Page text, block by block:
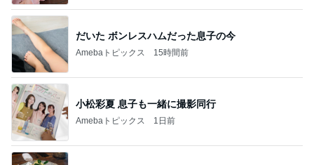
だいた ボンレスハムだった息子の今
Amebaトピックス 15時間前
小松彩夏 息子も一緒に撮影同行
Amebaトピックス 1日前